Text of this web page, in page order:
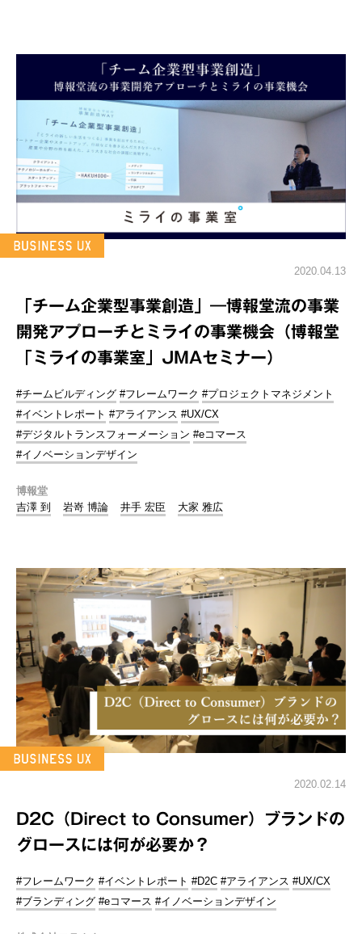
2020.04.13
「チーム企業型事業創造」―博報堂流の事業
開発アプローチとミライの事業機会（博報堂
「ミライの事業室」JMAセミナー）
#チームビルディング #フレームワーク #プロジェクトマネジメント
#イベントレポート #アライアンス #UX/CX
#デジタルトランスフォーメーション #eコマース
#イノベーションデザイン
博報堂
吉澤 到
岩嵜 博論 井手 宏臣 大家 雅広
2020.02.14
D2C（Direct to Consumer）ブランドの
グロースには何が必要か？
#フレームワーク #イベントレポート #D2C #アライアンス #UX/CX
#ブランディング #eコマース #イノベーションデザイン